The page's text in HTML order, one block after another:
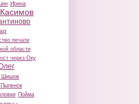
Ирина
Касимов
печати
области
через Оку
Шишов
Пыленок
Пойма